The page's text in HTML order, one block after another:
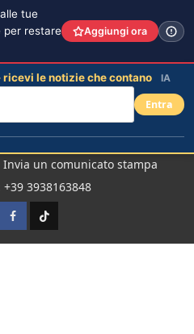
Invia un comunicato stampa
3938163848
Facebook
TikTok
alle tue
per restare
Aggiungi ora
le notizie che contano IA
Entra